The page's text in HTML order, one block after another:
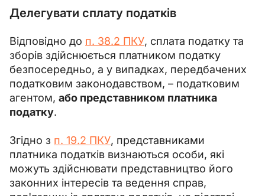
Делегувати сплату податків
Відповідно до п. 38.2 ПКУ, сплата податку та
зборів здійснюється платником податку
безпосередньо, а у випадках, передбачених
податковим законодавством, – податковим
агентом, або представником платника
податку.
Згідно з п. 19.2 ПКУ, представниками
платника податків визнаються особи, які
можуть здійснювати представництво його
законних інтересів та ведення справ,